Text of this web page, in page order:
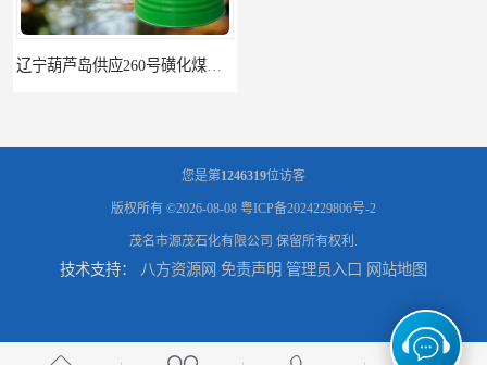
您是第1246319位访客
版权所有 ©2026-08-08 粤ICP备2024229806号-2
茂名市源茂石化有限公司 保留所有权利.
技术支持： 八方资源网 免责声明 管理员入口 网站地图